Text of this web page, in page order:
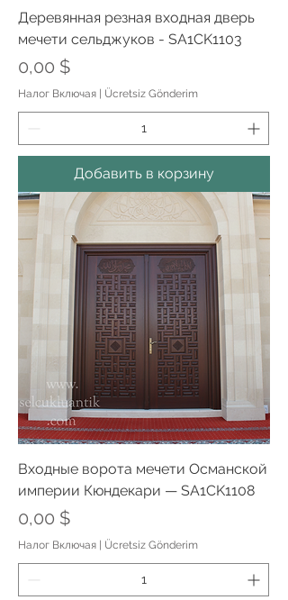
Деревянная резная входная дверь
мечети сельджуков - SA1CK1103
Цена
0,00 $
Налог Включая | Ücretsiz Gönderim
Добавить в корзину
Входные ворота мечети Османской
империи Кюндекари — SA1CK1108
Цена
0,00 $
Налог Включая | Ücretsiz Gönderim